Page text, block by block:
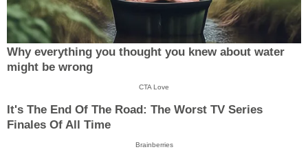
Why everything you thought you knew about water
might be wrong
CTA Love
It's The End Of The Road: The Worst TV Series
Finales Of All Time
Brainberries